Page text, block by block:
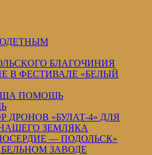
БЛАГОЧИНИЯ
В ФЕСТИВАЛЕ «БЕЛЫЙ
ПОМОЩЬ
ДРОНОВ «БУЛАТ-4» ДЛЯ
ЗЕМЛЯКА
— ПОДОЛЬСК»
ЗАВОДЕ